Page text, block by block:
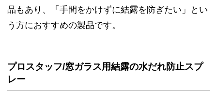
品もあり、「手間をかけずに結露を防ぎたい」とい
う方におすすめの製品です。
プロスタッフ/窓ガラス用結露の水だれ防止スプ
レー